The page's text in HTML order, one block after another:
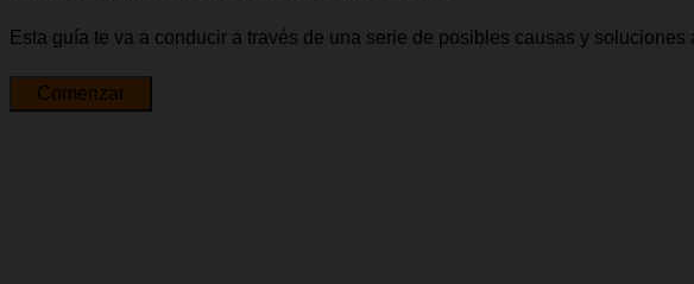
Esta guía te va a conducir a través de una serie de posibles causas y soluciones
Comenzar